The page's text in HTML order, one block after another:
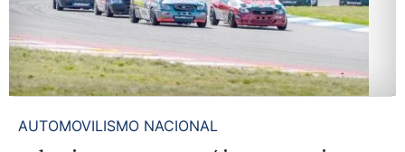
AUTOMOVILISMO NACIONAL